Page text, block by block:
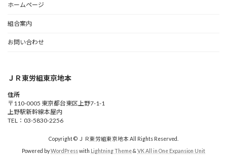
ホームページ
組合案内
お問い合わせ
ＪＲ東労組東京地本
住所
〒110-0005 東京都台東区上野7-1-1
上野駅新幹線本屋内
TEL：03-5830-2256
Copyright © ＪＲ東労組東京地本 All Rights Reserved.
Powered byWordPresswith Lightning Theme& VK All in One Expansion Unit